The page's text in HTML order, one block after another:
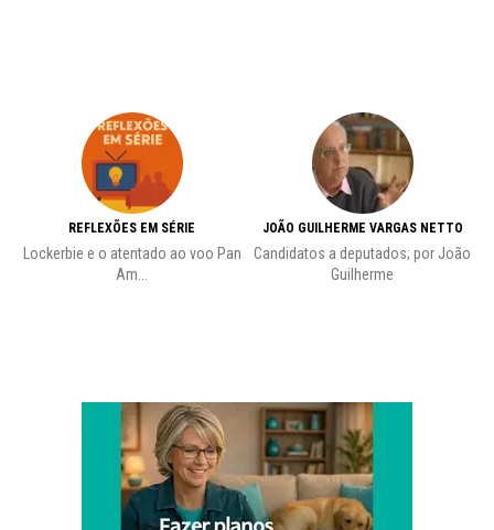
REFLEXÕES EM SÉRIE
Lockerbie e o atentado ao voo Pan
Am...
JOÃO GUILHERME VARGAS NETTO
Candidatos a deputados; por João
Guilherme